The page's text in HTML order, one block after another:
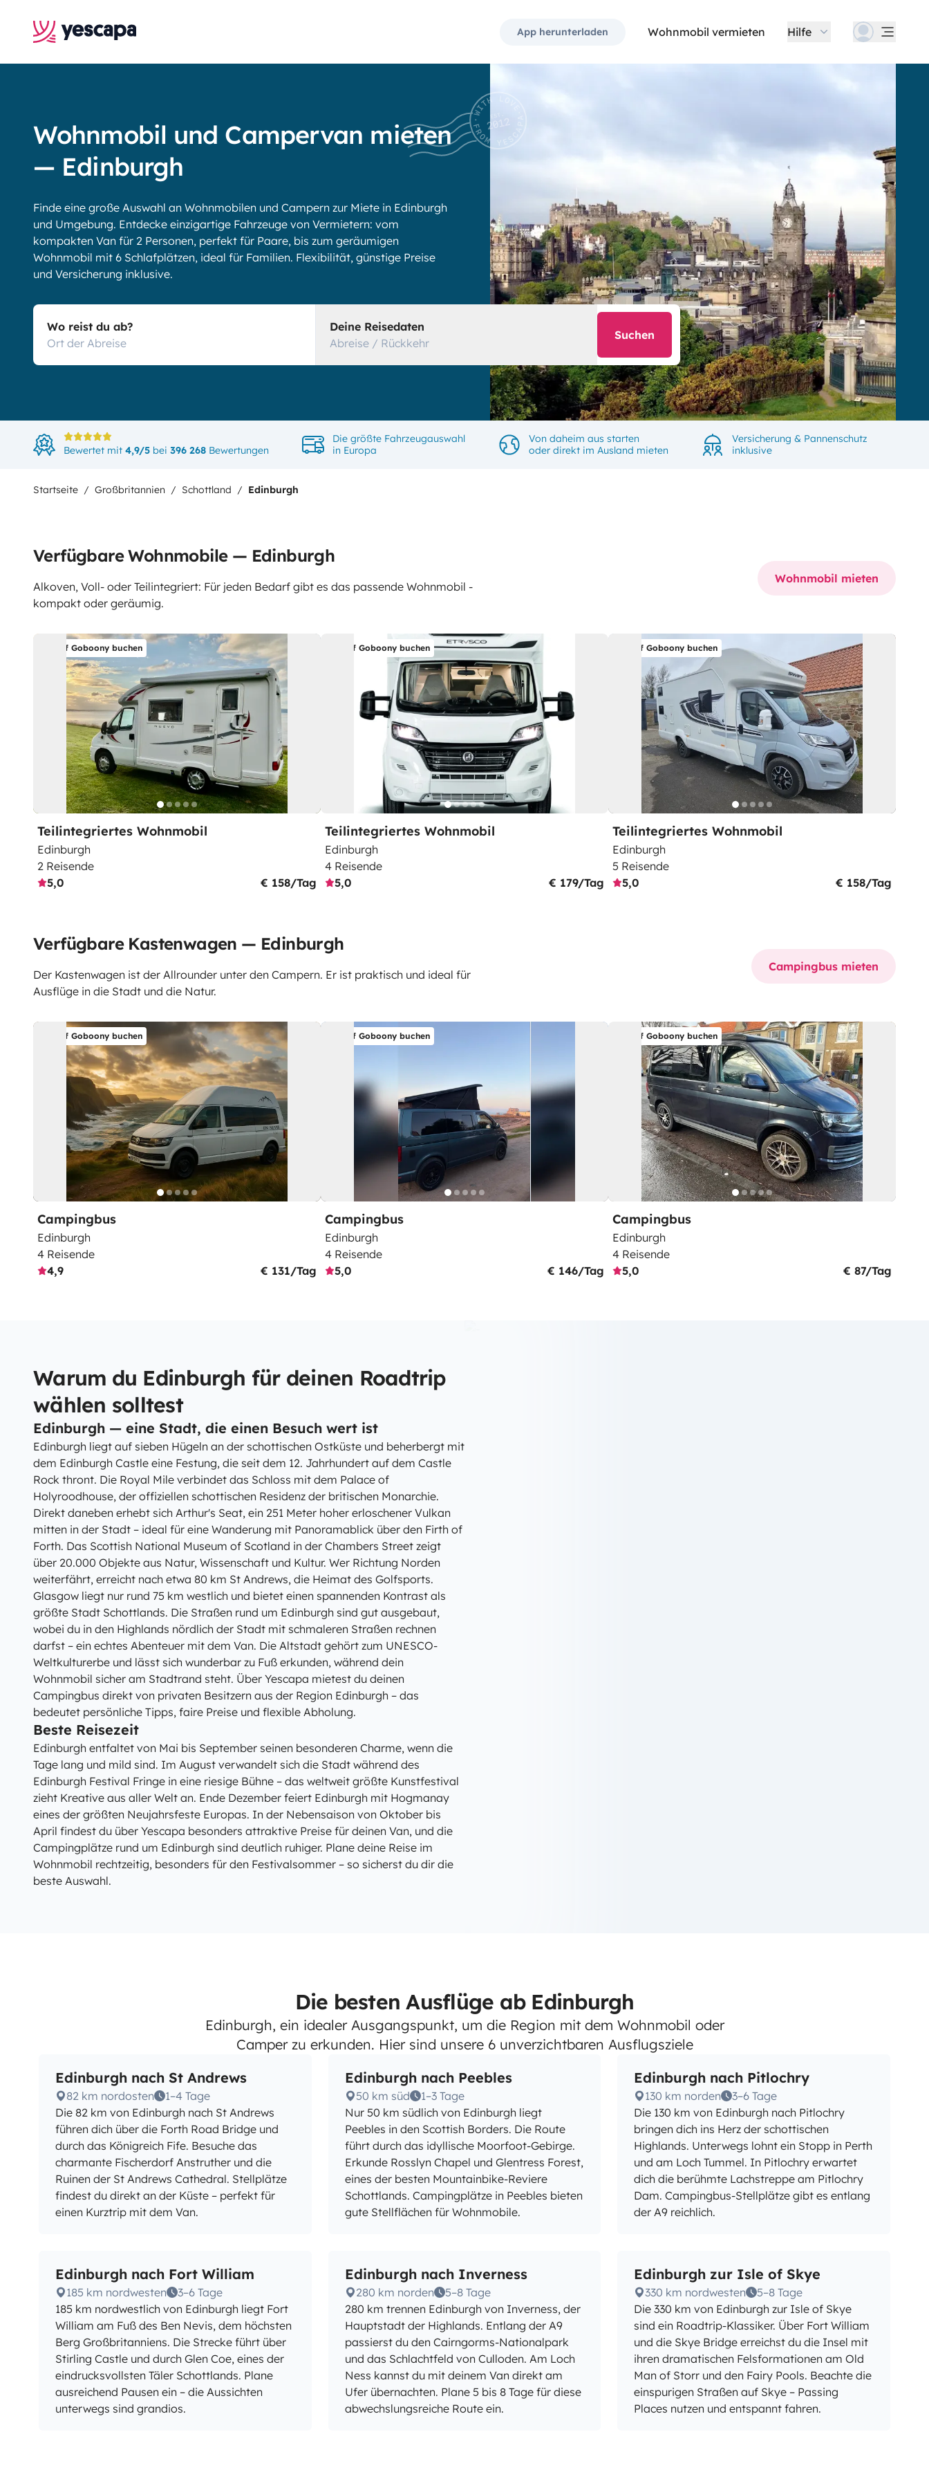
App herunterladen Wohnmobil vermieten Hilfe
Wohnmobil und Campervan mieten
— Edinburgh
Finde eine große Auswahl an Wohnmobilen und Campern zur Miete in Edinburgh
und Umgebung. Entdecke einzigartige Fahrzeuge von Vermietern: vom
kompakten Van für 2 Personen, perfekt für Paare, bis zum geräumigen
Wohnmobil mit 6 Schlafplätzen, ideal für Familien. Flexibilität, günstige Preise
und Versicherung inklusive.
Wo reist du ab?
Deine Reisedaten
Abreise / Rückkehr
Suchen
Bewertet mit 4,9/5 bei 396 268 Bewertungen
Die größte Fahrzeugauswahl
in Europa
Von daheim aus starten
oder direkt im Ausland mieten
Versicherung & Pannenschutz
inklusive
Startseite Großbritannien Schottland Edinburgh
Verfügbare Wohnmobile — Edinburgh
Alkoven, Voll- oder Teilintegriert: Für jeden Bedarf gibt es das passende Wohnmobil -
kompakt oder geräumig.
Wohnmobil mieten
Auf Goboony buchen
Teilintegriertes Wohnmobil
Edinburgh
2 Reisende
5,0
€ 158/Tag
Auf Goboony buchen
Teilintegriertes Wohnmobil
Edinburgh
4 Reisende
5,0
€ 179/Tag
Auf Goboony buchen
Teilintegriertes Wohnmobil
Edinburgh
5 Reisende
5,0
€ 158/Tag
Verfügbare Kastenwagen — Edinburgh
Der Kastenwagen ist der Allrounder unter den Campern. Er ist praktisch und ideal für
Ausflüge in die Stadt und die Natur.
Campingbus mieten
Auf Goboony buchen
Campingbus
Edinburgh
4 Reisende
4,9
€ 131/Tag
Auf Goboony buchen
Campingbus
Edinburgh
4 Reisende
5,0
€ 146/Tag
Auf Goboony buchen
Campingbus
Edinburgh
4 Reisende
5,0
€ 87/Tag
Warum du Edinburgh für deinen Roadtrip
wählen solltest
Edinburgh — eine Stadt, die einen Besuch wert ist
Edinburgh liegt auf sieben Hügeln an der schottischen Ostküste und beherbergt mit
dem Edinburgh Castle eine Festung, die seit dem 12. Jahrhundert auf dem Castle
Rock thront. Die Royal Mile verbindet das Schloss mit dem Palace of
Holyroodhouse, der offiziellen schottischen Residenz der britischen Monarchie.
Direkt daneben erhebt sich Arthur's Seat, ein 251 Meter hoher erloschener Vulkan
mitten in der Stadt – ideal für eine Wanderung mit Panoramablick über den Firth of
Forth. Das Scottish National Museum of Scotland in der Chambers Street zeigt
über 20.000 Objekte aus Natur, Wissenschaft und Kultur. Wer Richtung Norden
weiterfährt, erreicht nach etwa 80 km St Andrews, die Heimat des Golfsports.
Glasgow liegt nur rund 75 km westlich und bietet einen spannenden Kontrast als
größte Stadt Schottlands. Die Straßen rund um Edinburgh sind gut ausgebaut,
wobei du in den Highlands nördlich der Stadt mit schmaleren Straßen rechnen
darfst – ein echtes Abenteuer mit dem Van. Die Altstadt gehört zum UNESCO-
Weltkulturerbe und lässt sich wunderbar zu Fuß erkunden, während dein
Wohnmobil sicher am Stadtrand steht. Über Yescapa mietest du deinen
Campingbus direkt von privaten Besitzern aus der Region Edinburgh – das
bedeutet persönliche Tipps, faire Preise und flexible Abholung.
Beste Reisezeit
Edinburgh entfaltet von Mai bis September seinen besonderen Charme, wenn die
Tage lang und mild sind. Im August verwandelt sich die Stadt während des
Edinburgh Festival Fringe in eine riesige Bühne – das weltweit größte Kunstfestival
zieht Kreative aus aller Welt an. Ende Dezember feiert Edinburgh mit Hogmanay
eines der größten Neujahrsfeste Europas. In der Nebensaison von Oktober bis
April findest du über Yescapa besonders attraktive Preise für deinen Van, und die
Campingplätze rund um Edinburgh sind deutlich ruhiger. Plane deine Reise im
Wohnmobil rechtzeitig, besonders für den Festivalsommer – so sicherst du dir die
beste Auswahl.
Die besten Ausflüge ab Edinburgh
Edinburgh, ein idealer Ausgangspunkt, um die Region mit dem Wohnmobil oder
Camper zu erkunden. Hier sind unsere 6 unverzichtbaren Ausflugsziele
Edinburgh nach St Andrews
82 km nordosten
1–4 Tage
Die 82 km von Edinburgh nach St Andrews
führen dich über die Forth Road Bridge und
durch das Königreich Fife. Besuche das
charmante Fischerdorf Anstruther und die
Ruinen der St Andrews Cathedral. Stellplätze
findest du direkt an der Küste – perfekt für
einen Kurztrip mit dem Van.
Edinburgh nach Peebles
50 km süd
1–3 Tage
Nur 50 km südlich von Edinburgh liegt
Peebles in den Scottish Borders. Die Route
führt durch das idyllische Moorfoot-Gebirge.
Erkunde Rosslyn Chapel und Glentress Forest,
eines der besten Mountainbike-Reviere
Schottlands. Campingplätze in Peebles bieten
gute Stellflächen für Wohnmobile.
Edinburgh nach Pitlochry
130 km norden
3–6 Tage
Die 130 km von Edinburgh nach Pitlochry
bringen dich ins Herz der schottischen
Highlands. Unterwegs lohnt ein Stopp in Perth
und am Loch Tummel. In Pitlochry erwartet
dich die berühmte Lachstreppe am Pitlochry
Dam. Campingbus-Stellplätze gibt es entlang
der A9 reichlich.
Edinburgh nach Fort William
185 km nordwesten
3–6 Tage
185 km nordwestlich von Edinburgh liegt Fort
William am Fuß des Ben Nevis, dem höchsten
Berg Großbritanniens. Die Strecke führt über
Stirling Castle und durch Glen Coe, eines der
eindrucksvollsten Täler Schottlands. Plane
ausreichend Pausen ein – die Aussichten
unterwegs sind grandios.
Edinburgh nach Inverness
280 km norden
5–8 Tage
280 km trennen Edinburgh von Inverness, der
Hauptstadt der Highlands. Entlang der A9
passierst du den Cairngorms-Nationalpark
und das Schlachtfeld von Culloden. Am Loch
Ness kannst du mit deinem Van direkt am
Ufer übernachten. Plane 5 bis 8 Tage für diese
abwechslungsreiche Route ein.
Edinburgh zur Isle of Skye
330 km nordwesten
5–8 Tage
Die 330 km von Edinburgh zur Isle of Skye
sind ein Roadtrip-Klassiker. Über Fort William
und die Skye Bridge erreichst du die Insel mit
ihren dramatischen Felsformationen am Old
Man of Storr und den Fairy Pools. Beachte die
einspurigen Straßen auf Skye – Passing
Places nutzen und entspannt fahren.